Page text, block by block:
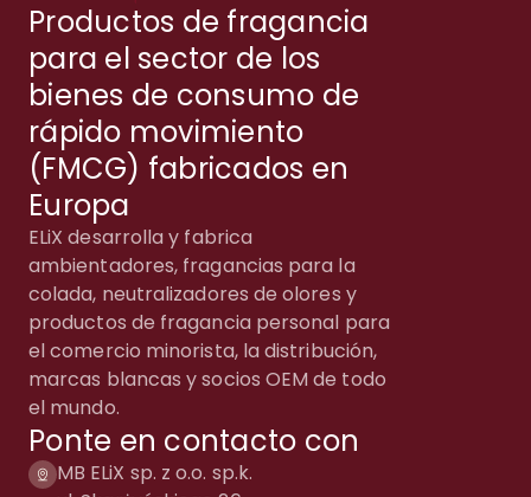
Productos de fragancia
para el sector de los
bienes de consumo de
rápido movimiento
(FMCG) fabricados en
Europa
ELiX desarrolla y fabrica
ambientadores, fragancias para la
colada, neutralizadores de olores y
productos de fragancia personal para
el comercio minorista, la distribución,
marcas blancas y socios OEM de todo
el mundo.
Ponte en contacto con
MB ELiX sp. z o.o. sp.k.